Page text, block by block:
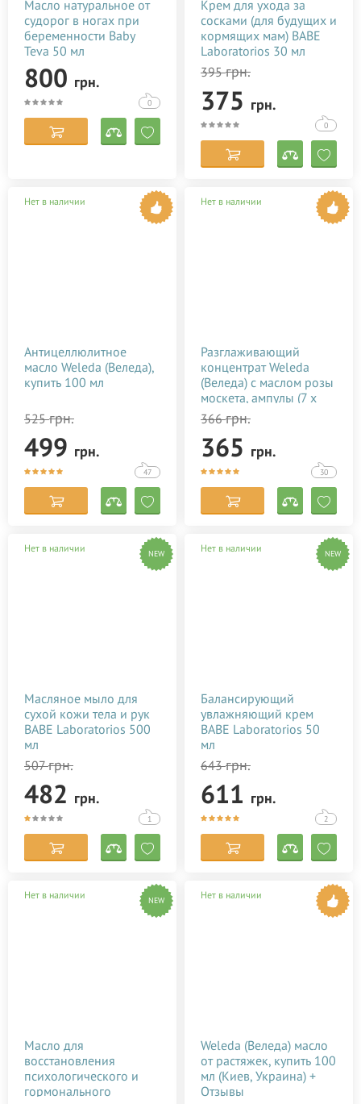
Масло натуральное от
судорог в ногах при
беременности Baby
Teva 50 мл
800 грн.
0
Крем для ухода за
сосками (для будущих и
кормящих мам) BABE
Laboratorios 30 мл
395грн.
375 грн.
0
Нет в наличии
Антицеллюлитное
масло Weleda (Веледа),
купить 100 мл
525грн.
499 грн.
47
Нет в наличии
Разглаживающий
концентрат Weleda
(Веледа) с маслом розы
москета, ампулы (7 х
0,8 мл)
366грн.
365 грн.
30
Нет в наличии NEW
Масляное мыло для
сухой кожи тела и рук
BABE Laboratorios 500
мл
507грн.
482 грн.
1
Нет в наличии NEW
Балансирующий
увлажняющий крем
BABE Laboratorios 50
мл
643грн.
611 грн.
2
Нет в наличии NEW
Масло для
восстановления
психологического и
гормонального
Нет в наличии
Weleda (Веледа) масло
от растяжек, купить 100
мл (Киев, Украина) +
Отзывы